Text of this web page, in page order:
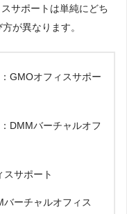
サポートは単純にどち
が異なります。
GMOオフィスサポー
DMMバーチャルオフ
サポート
ーチャルオフィス